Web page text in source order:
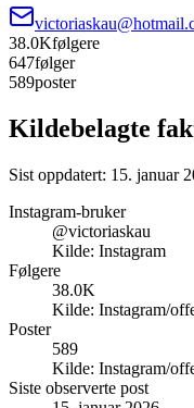
38.0Kfølgere
647følger
589poster
Kildebelagte
Sist oppdatert: 15. januar
Instagram-bruker
@victoriaskau
Kilde: Instagram
Følgere
38.0K
Kilde: Instagram/
Poster
589
Kilde: Instagram/
Siste observerte post